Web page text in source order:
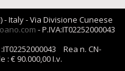
- Italy - Via Divisione Cuneese
- P.IVA:IT02252000043
Rea n. CN-
: € 90.000,00 I.v.